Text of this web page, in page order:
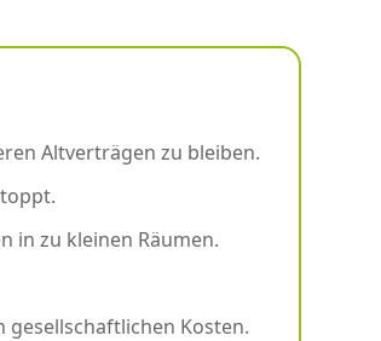
Altverträgen zu bleiben.
in zu kleinen Räumen.
Kosten.